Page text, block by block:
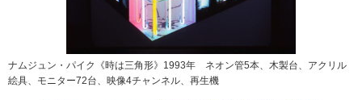
ナムジュン・パイク《時は三角形》1993年 ネオン管5本、木製台、アクリル
絵具、モニター72台、映像4チャンネル、再生機